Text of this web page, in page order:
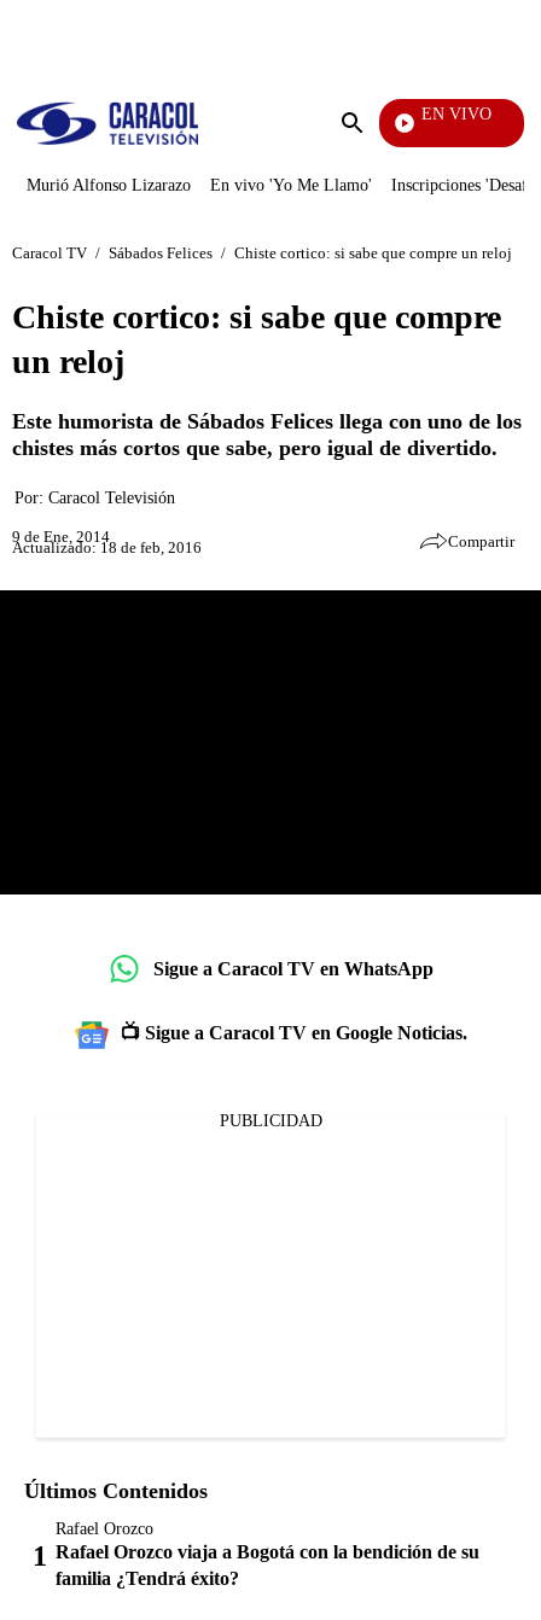
Enviar
EN VIVO
Día A Día
Murió Alfonso Lizarazo En vivo 'Yo Me Llamo' Inscripciones
Caracol TV / Sábados Felices / Chiste cortico: si sabe que compre un reloj
Chiste cortico: si sabe que compre
un reloj
Este humorista de Sábados Felices llega con uno de los
chistes más cortos que sabe, pero igual de divertido.
Por: Caracol Televisión
9 de Ene, 2014
Actualizado: 18 de feb, 2016 Compartir
Sigue a Caracol TV en WhatsApp
📺 Sigue a Caracol TV en Google Noticias.
PUBLICIDAD
Últimos Contenidos
Rafael Orozco
Rafael Orozco viaja a Bogotá con la bendición de su
familia ¿Tendrá éxito?